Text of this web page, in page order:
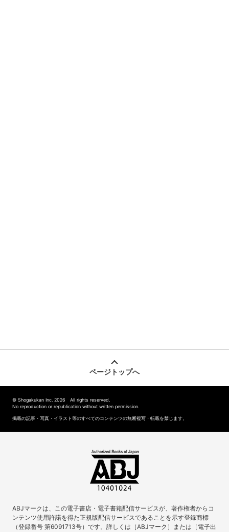
ページトップへ
© Shogakukan Inc. 2026 All rights reserved.
No reproduction or republication without written permission.
掲載の記事・写真・イラスト等のすべてのコンテンツの無断複写・転載を禁じます。
ABJマークは、この電子書店・電子書籍配信サービスが、著作権者からコ
ンテンツ使用許諾を得た正規版配信サービスであることを示す登録商標
（登録番号 第6091713号）です。詳しくは［ABJマーク］または［電子出